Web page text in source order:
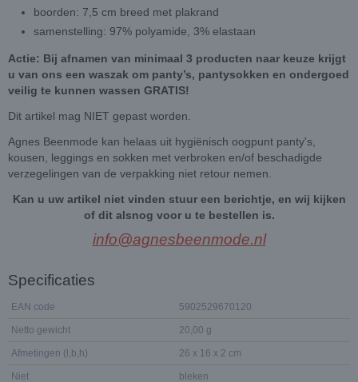
boorden: 7,5 cm breed met plakrand
samenstelling: 97% polyamide, 3% elastaan
Actie: Bij afnamen van minimaal 3 producten naar keuze krijgt
u van ons een waszak om panty’s, pantysokken en ondergoed
veilig te kunnen wassen GRATIS!
Dit artikel mag NIET gepast worden.
Agnes Beenmode kan helaas uit hygiënisch oogpunt panty's,
kousen, leggings en sokken met verbroken en/of beschadigde
verzegelingen van de verpakking niet retour nemen.
Kan u uw artikel niet vinden stuur een berichtje, en wij kijken
of dit alsnog voor u te bestellen is.
info@agnesbeenmode.nl
Specificaties
EAN code 5902529670120
Netto gewicht 20,00 g
Afmetingen (l,b,h) 26 x 16 x 2 cm
Niet bleken